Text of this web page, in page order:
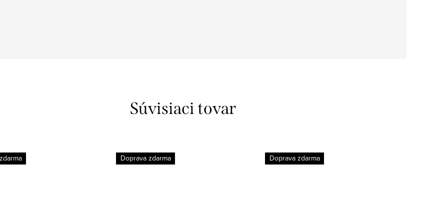
Súvisiaci tovar
Doprava zdarma Doprava zdarma